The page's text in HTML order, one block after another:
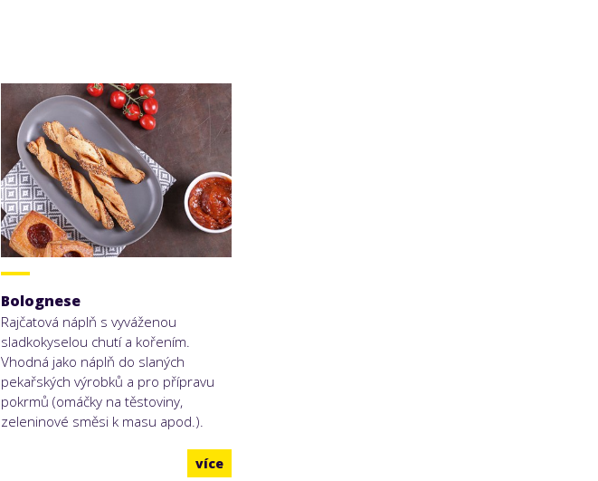
Bolognese
Rajčatová náplň s vyváženou
sladkokyselou chutí a kořením.
Vhodná jako náplň do slaných
pekařských výrobků a pro přípravu
pokrmů (omáčky na těstoviny,
zeleninové směsi k masu apod.).
více